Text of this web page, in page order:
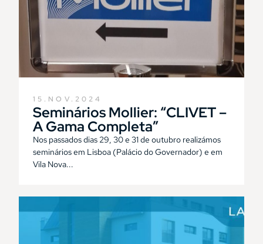
15.NOV.2024
Seminários Mollier: “CLIVET –
A Gama Completa”
Nos passados dias 29, 30 e 31 de outubro realizámos
seminários em Lisboa (Palácio do Governador) e em
Vila Nova...